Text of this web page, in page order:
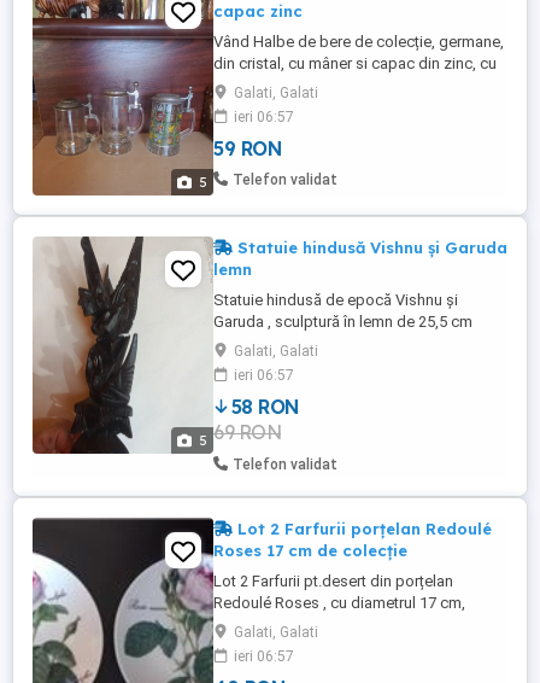
5
capac zinc
Vând Halbe de bere de colecție, germane,
din cristal, cu mâner si capac din zinc, cu
multiple marcaje și cu etichete. Sunt
nefolosite și în stare perfectă. Se pot
vinde și individual. Cele 2 de cristal au
prețul de 59 lei, iar cea cu breslelor vechi,
meseriile și sigla fiecăreia, un adevărat
Galati, Galati
ieri 06:57
59 RON
Telefon validat
5
Statuie hindusă Vishnu și Garuda
lemn
Statuie hindusă de epocă Vishnu și
Garuda , sculptură în lemn de 25,5 cm
înălțime - realizată manual în Indonezia.
Este sculptat dintr-un lemn ușor, închis la
culoare, într-un stil unghiular izbitor. Cel
mai probabil sculptat de meșteri din Bali,
Indonezia. Vishnu este atât protectorul
lumii, cât și ...
Galati, Galati
ieri 06:57
58 RON
69 RON
Telefon validat
Lot 2 Farfurii porțelan Redoulé
Roses 17 cm de colecție
Lot 2 Farfurii pt.desert din porțelan
Redoulé Roses , cu diametrul 17 cm,
creator Roy Kirkham, Fine Bone China,
made in England 1995, pictate manual cu
motiv floral, trandafiri. Stare perfectă.
Galati, Galati
ieri 06:57